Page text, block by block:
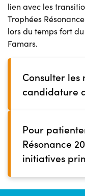
lien avec les
Trophées
lors du temps fort
Famars.
Consulter les
candidature
Pour
Résonance
initiatives